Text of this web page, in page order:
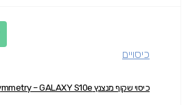
כיסויים
כיסוי שקוף מנצנץ OtterBox Symmetry – GALAXY S10e